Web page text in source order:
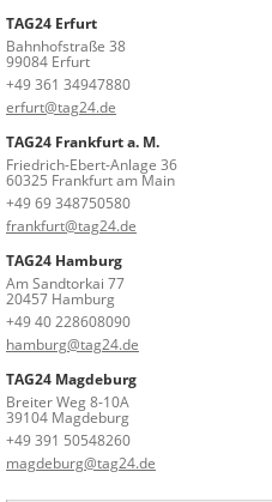
TAG24 Erfurt
Bahnhofstraße 38
99084 Erfurt
+49 361 34947880
erfurt@tag24.de
TAG24 Frankfurt a. M.
Friedrich-Ebert-Anlage 36
60325 Frankfurt am Main
+49 69 348750580
frankfurt@tag24.de
TAG24 Hamburg
Am Sandtorkai 77
20457 Hamburg
+49 40 228608090
hamburg@tag24.de
TAG24 Magdeburg
Breiter Weg 8-10A
39104 Magdeburg
+49 391 50548260
magdeburg@tag24.de